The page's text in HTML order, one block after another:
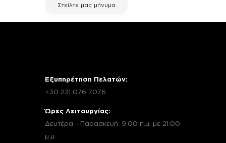
Στείλτε μας μήνυμα
Εξυπηρέτηση Πελατών:
+30 231 076 7076
Ώρες Λειτουργίας:
Δευτέρα - Παρασκευή: 9:00 π.μ. με 21:00
μ.μ.